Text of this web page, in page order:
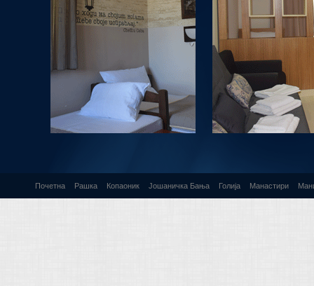
Почетна Рашка Копаоник Јошаничка Бања Голија Манастири